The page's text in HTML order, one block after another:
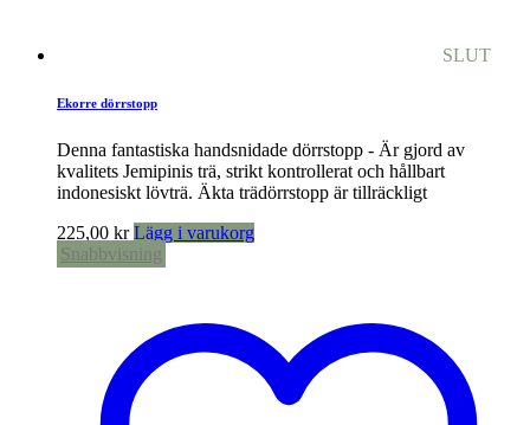
SLUT
Ekorre dörrstopp
Denna fantastiska handsnidade dörrstopp - Är gjord av
kvalitets Jemipinis trä, strikt kontrollerat och hållbart
indonesiskt lövträ. Äkta trädörrstopp är tillräckligt
225,00 kr Lägg i varukorg
Snabbvisning